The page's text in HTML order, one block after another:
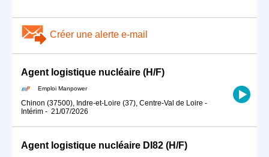
Créer une alerte e-mail
Agent logistique nucléaire (H/F)
Emploi Manpower
Chinon (37500), Indre-et-Loire (37), Centre-Val de Loire -
Intérim - 21/07/2026
Agent logistique nucléaire DI82 (H/F)